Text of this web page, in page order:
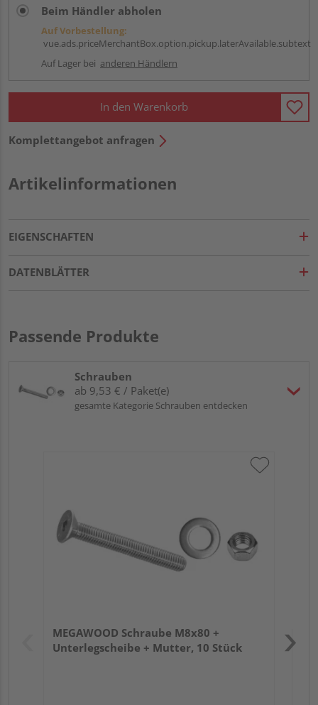
Beim Händler abholen
Auf Vorbestellung:
vue.ads.priceMerchantBox.option.pickup.laterAvailable.subtext
Auf Lager bei anderen Händlern
In den Warenkorb
Komplettangebot anfragen
Artikelinformationen
EIGENSCHAFTEN
DATENBLÄTTER
Passende Produkte
Schrauben
ab 9,53 € / Paket(e)
gesamte Kategorie Schrauben entdecken
MEGAWOOD Schraube M8x80 +
Unterlegscheibe + Mutter, 10 Stück